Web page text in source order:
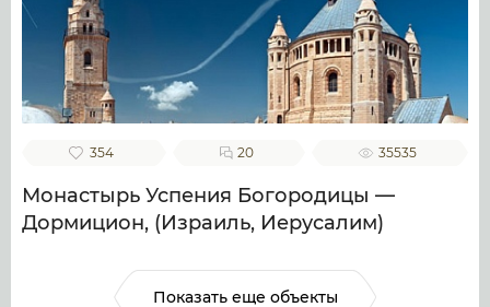
354 20 35535
Монастырь Успения Богородицы —
Дормицион, (Израиль, Иерусалим)
Показать еще объекты